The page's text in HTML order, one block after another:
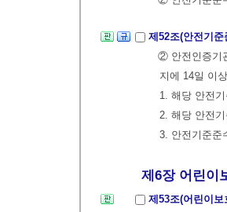
제52조(안전기
② 안전인증기
지에 14일 이
1. 해당 안전
2. 해당 안전
3. 안전기준준
제6장 어린이보
제53조(어린이